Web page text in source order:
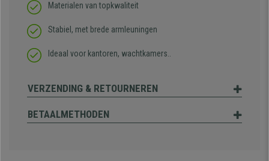
Materialen van topkwaliteit
Stabiel, met brede armleuningen
Ideaal voor kantoren, wachtkamers..
VERZENDING & RETOURNEREN
BETAALMETHODEN